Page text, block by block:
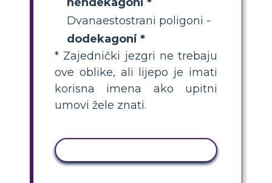
Dvanaestostrani poligoni -
dodekagoni *
* Zajednički jezgri ne trebaju
ove oblike, ali lijepo je imati
korisna imena ako upitni
umovi žele znati.